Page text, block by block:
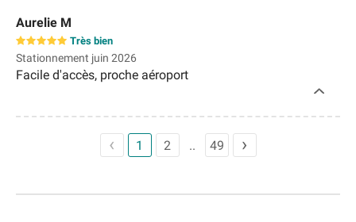
Aurelie M
Très bien
Stationnement juin 2026
Facile d'accès, proche aéroport
1 2 49